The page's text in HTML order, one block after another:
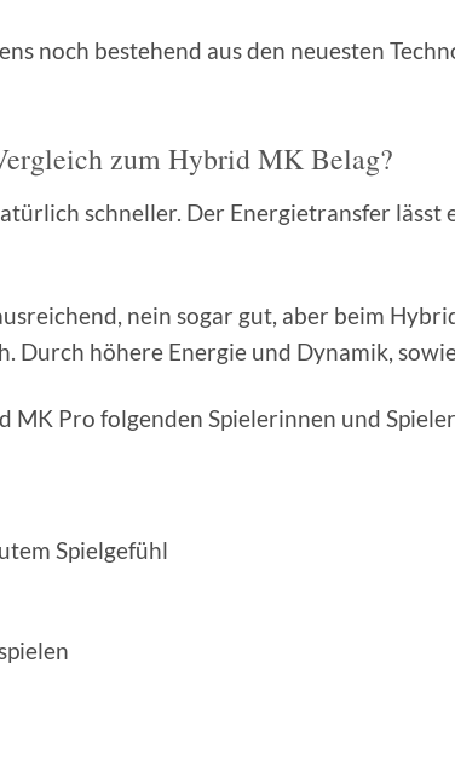
noch bestehend aus den neuesten
zum Hybrid MK Belag?
schneller. Der Energietransfer lässt
nein sogar gut, aber beim
Durch höhere Energie und Dynamik,
Pro folgenden Spielerinnen und
Spielgefühl